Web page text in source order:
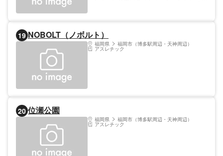
間?2時間30分程度です。大人も子供も楽し
める樹上の冒険でオオスミの自然の森の中で
本物の冒険を体験してみませんか！ 【料
19 NOBOLT（ノボルト）
福岡県 福岡市（博多駅周辺・天神周辺）
アスレチック
20 位瀬公園
福岡県 福岡市（博多駅周辺・天神周辺）
アスレチック